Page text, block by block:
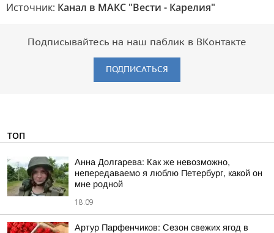
Источник: Канал в МАКС "Вести - Карелия"
Подписывайтесь на наш паблик в ВКонтакте
ПОДПИСАТЬСЯ
ТОП
Анна Долгарева: Как же невозможно,
непередаваемо я люблю Петербург, какой он
мне родной
18:09
Артур Парфенчиков: Сезон свежих ягод в